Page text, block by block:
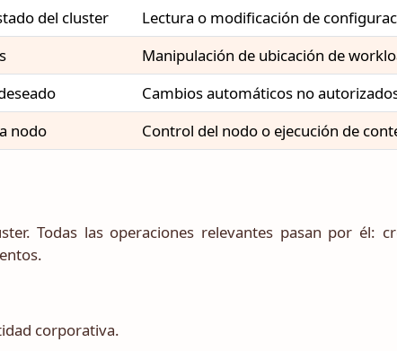
del cluster
Lectura o modificación de
Manipulación de ubicación de
Cambios automáticos no
nodo Control del nodo o ejecución de
Todas las operaciones relevantes pasan por él:
corporativa.